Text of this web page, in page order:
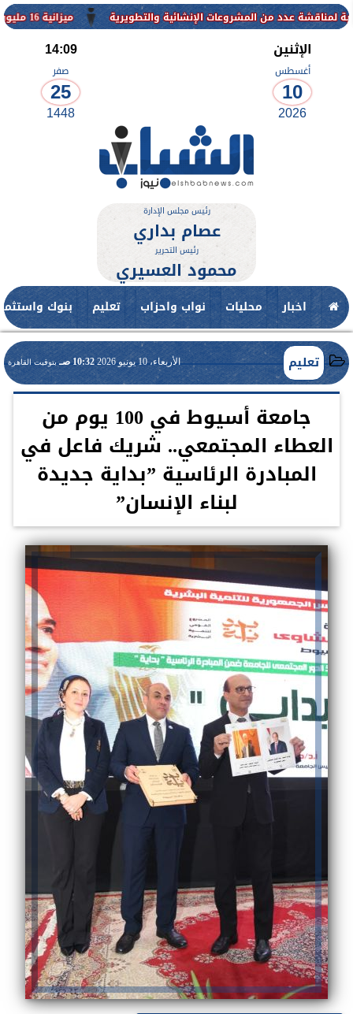
ميزانية 16 مليون جنيه لتطوير حديقة ناصر بأبوتيج.. نقلة حضارية تحافظ على تاريخها الإنشائية والتطويرية
الإثنين
أغسطس
10
2026
14:09
صفر
25
1448
رئيس مجلس الإدارة
عصام بداري
رئيس التحرير
محمود العسيري
اخبار محليات نواب واحزاب تعليم بنوك
تعليم الأربعاء، 10 يونيو 2026 10:32 صـ بتوقيت القاهرة
جامعة أسيوط في 100 يوم من
العطاء المجتمعي.. شريك فاعل في
المبادرة الرئاسية ”بداية جديدة
لبناء الإنسان”